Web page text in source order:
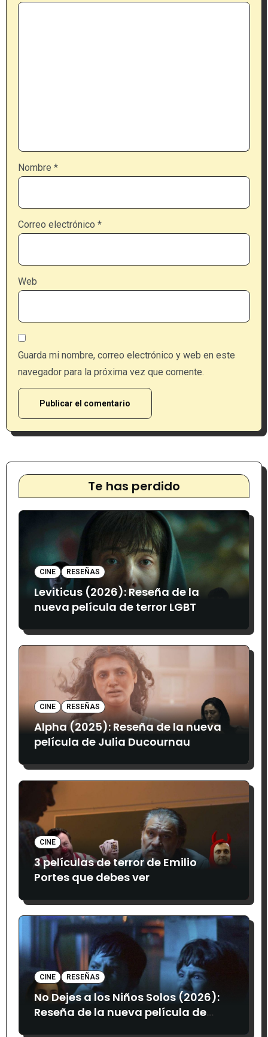
Nombre *
Correo electrónico *
Web
Guarda mi nombre, correo electrónico y web en este
navegador para la próxima vez que comente.
Te has perdido
CINE RESEÑAS
Leviticus (2026): Reseña de la
nueva película de terror LGBT
CINE RESEÑAS
Alpha (2025): Reseña de la nueva
película de Julia Ducournau
CINE
3 películas de terror de Emilio
Portes que debes ver
CINE RESEÑAS
No Dejes a los Niños Solos (2026):
Reseña de la nueva película de